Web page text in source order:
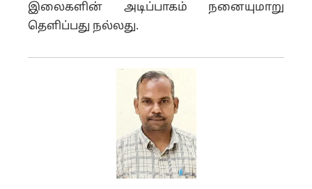
இலைகளின் அடிப்பாகம் நனையுமாறு
தெளிப்பது நல்லது.